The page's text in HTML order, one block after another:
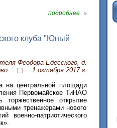
подробнее
клуба "Юный
Феодора Едесского, д.
1 октября 2017 г.
на центральной площади
Первомайское ТиНАО
торжественное открытие
тренажерами нового
военно-патриотического